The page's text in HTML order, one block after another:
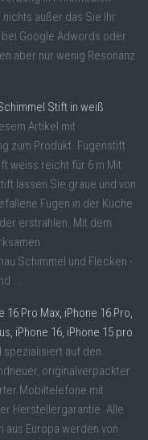
außer das Sie Ihr
Google Adwords oder
aber nur wenig Resonanz
Stift in weiß
Artikel mit
zum Produkt. Fugenstift
weiss reicht für 6 m Mit
lassen Sie graue und von
Fugen in der Küche
erstrahlen. Mit dem
Schimmel und Flecken -
...
16 Pro Max, iPhone 16 Pro,
iPhone 16, iPhone 15 pro
spezialisiert auf den
originalverpackter
Mobiltelefone mit
Herstellergarantie. Alle
aus Europa werden von